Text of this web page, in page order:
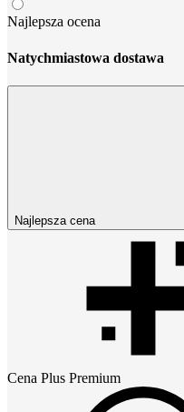
Najlepsza ocena
Natychmiastowa dostawa
Najlepsza cena
Cena Plus Premium